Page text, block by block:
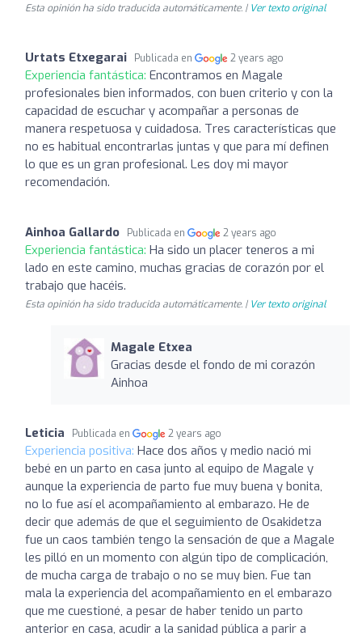
Esta opinión ha sido traducida automáticamente. | Ver texto original
Urtats Etxegarai Publicada en 2 years ago
Experiencia fantástica: Encontramos en Magale
profesionales bien informados, con buen criterio y con la
capacidad de escuchar y acompañar a personas de
manera respetuosa y cuidadosa. Tres características que
no es habitual encontrarlas juntas y que para mí definen
lo que es un gran profesional. Les doy mi mayor
recomendación.
Ainhoa Gallardo Publicada en 2 years ago
Experiencia fantástica: Ha sido un placer teneros a mi
lado en este camino, muchas gracias de corazón por el
trabajo que hacéis.
Esta opinión ha sido traducida automáticamente. | Ver texto original
Magale Etxea
Gracias desde el fondo de mi corazón
Ainhoa
Leticia Publicada en 2 years ago
Experiencia positiva: Hace dos años y medio nació mi
bebé en un parto en casa junto al equipo de Magale y
aunque la experiencia de parto fue muy buena y bonita,
no lo fue así el acompañamiento al embarazo. He de
decir que además de que el seguimiento de Osakidetza
fue un caos también tengo la sensación de que a Magale
les pilló en un momento con algún tipo de complicación,
de mucha carga de trabajo o no se muy bien. Fue tan
mala la experiencia del acompañamiento en el embarazo
que me cuestioné, a pesar de haber tenido un parto
anterior en casa, acudir a la sanidad pública a parir a